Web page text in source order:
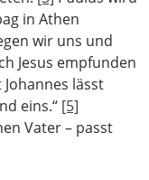
in Athen
wir uns und
Jesus empfunden
lässt
eins.“ [5]
Vater – passt